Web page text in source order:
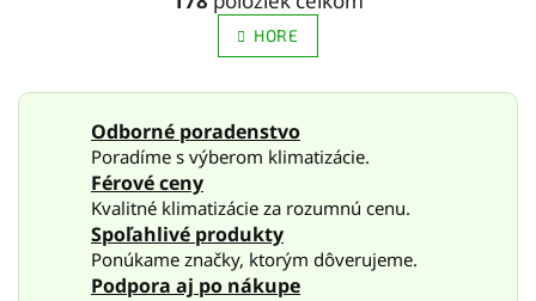
O
v
l
d
a
c
i
p
r
v
k
á
n
k
v
n
i
HORE
Odborné poradenstvo
Poradíme s výberom klimatizácie.
Férové ceny
Kvalitné klimatizácie za rozumnú cenu.
Spoľahlivé produkty
Ponúkame značky, ktorým dôverujeme.
Podpora aj po nákupe